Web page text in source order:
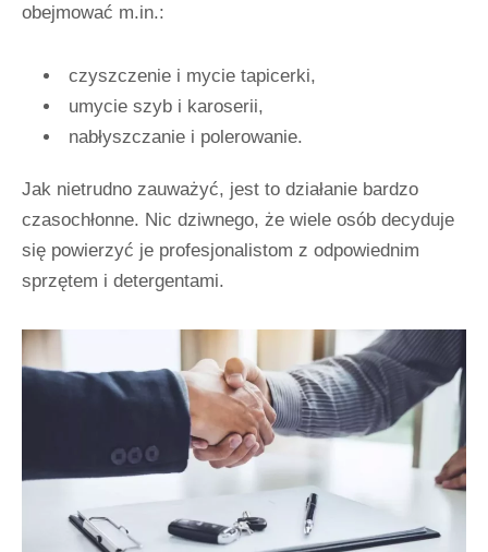
obejmować m.in.:
czyszczenie i mycie tapicerki,
umycie szyb i karoserii,
nabłyszczanie i polerowanie.
Jak nietrudno zauważyć, jest to działanie bardzo
czasochłonne. Nic dziwnego, że wiele osób decyduje
się powierzyć je profesjonalistom z odpowiednim
sprzętem i detergentami.